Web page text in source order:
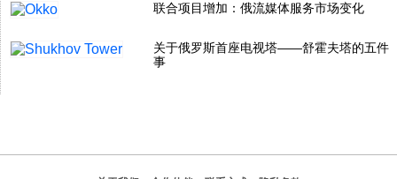
联合项目增加：俄流媒体服务市场变化
关于俄罗斯首座电视塔——舒霍夫塔的五件
事